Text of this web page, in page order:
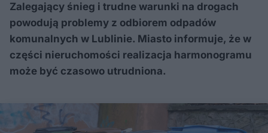
Zalegający śnieg i trudne warunki na drogach
powodują problemy z odbiorem odpadów
komunalnych w Lublinie. Miasto informuje, że w
części nieruchomości realizacja harmonogramu
może być czasowo utrudniona.